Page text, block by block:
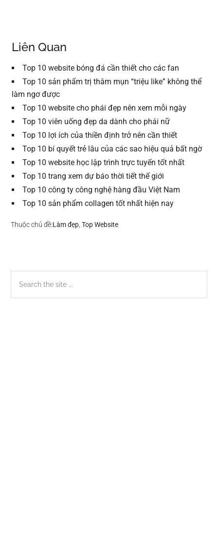
Liên Quan
Top 10 website bóng đá cần thiết cho các fan
Top 10 sản phẩm trị thâm mụn “triệu like” không thể
làm ngơ được
Top 10 website cho phái đẹp nên xem mỗi ngày
Top 10 viên uống đẹp da dành cho phái nữ
Top 10 lợi ích của thiền định trở nên cần thiết
Top 10 bí quyết trẻ lâu của các sao hiệu quả bất ngờ
Top 10 website học lập trình trực tuyến tốt nhất
Top 10 trang xem dự báo thời tiết thế giới
Top 10 công ty công nghệ hàng đầu Việt Nam
Top 10 sản phẩm collagen tốt nhất hiện nay
Thuộc chủ đề:Làm đẹp ,Top Website
Sidebar
chính
the